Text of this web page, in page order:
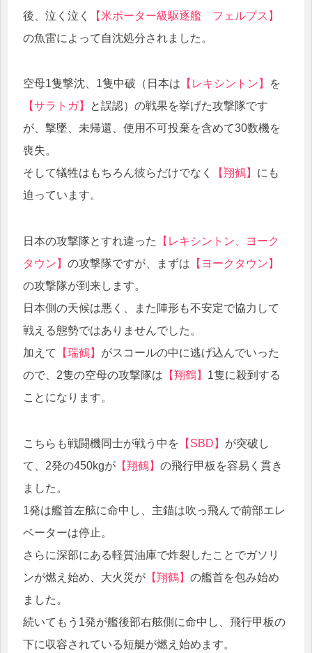
後、泣く泣く
【米ポーター級駆逐艦 フェルプス】
の魚雷によって自沈処分されました。
空母1隻撃沈、1隻中破（日本は 【レキシントン】
を
【サラトガ】
と誤認）の戦果を挙げた攻撃隊です
が、撃墜、未帰還、使用不可投棄を含めて30数機を
喪失。
そして犠牲はもちろん彼らだけでなく
【翔鶴】 にも
迫っています。
日本の攻撃隊とすれ違った
【レキシントン、ヨーク
タウン】 の攻撃隊ですが、まずは 【ヨークタウン】
の攻撃隊が到来します。
日本側の天候は悪く、また陣形も不安定で協力して
戦える態勢ではありませんでした。
加えて
【瑞鶴】 がスコールの中に逃げ込んでいった
ので、2隻の空母の攻撃隊は 【翔鶴】 1隻に殺到する
ことになります。
こちらも戦闘機同士が戦う中を 【SBD】 が突破し
て、2発の450kgが 【翔鶴】 の飛行甲板を容易く貫き
ました。
1発は艦首左舷に命中し、主錨は吹っ飛んで前部エレ
ベーターは停止。
さらに深部にある軽質油庫で炸裂したことでガソリ
ンが燃え始め、大火災が 【翔鶴】 の艦首を包み始め
ました。
続いてもう1発が艦後部右舷側に命中し、飛行甲板の
下に収容されている短艇が燃え始めます。